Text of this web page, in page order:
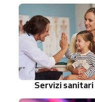
Servizi sanitari